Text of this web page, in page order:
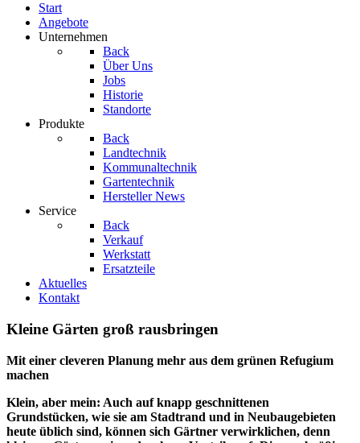
Start
Angebote
Unternehmen
Back
Über Uns
Jobs
Historie
Standorte
Produkte
Back
Landtechnik
Kommunaltechnik
Gartentechnik
Hersteller News
Service
Back
Verkauf
Werkstatt
Ersatzteile
Aktuelles
Kontakt
Kleine Gärten groß rausbringen
Mit einer cleveren Planung mehr aus dem grünen Refugium
machen
Klein, aber mein: Auch auf knapp geschnittenen
Grundstücken, wie sie am Stadtrand und in Neubaugebieten
heute üblich sind, können sich Gärtner verwirklichen, denn